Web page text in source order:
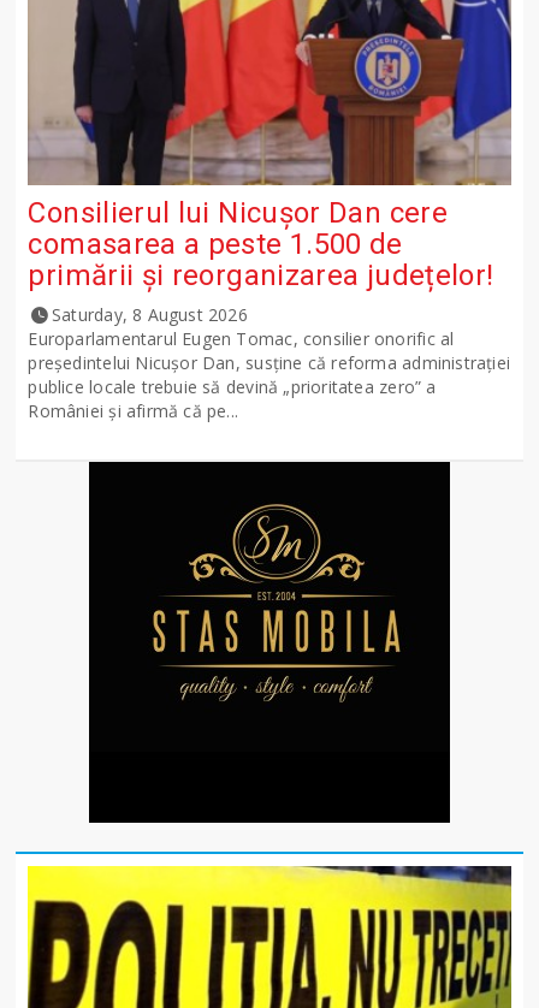
Consilierul lui Nicușor Dan cere
comasarea a peste 1.500 de
primării și reorganizarea județelor!
Saturday, 8 August 2026
Europarlamentarul Eugen Tomac, consilier onorific al
președintelui Nicușor Dan, susține că reforma administrației
publice locale trebuie să devină „prioritatea zero” a
României și afirmă că pe...